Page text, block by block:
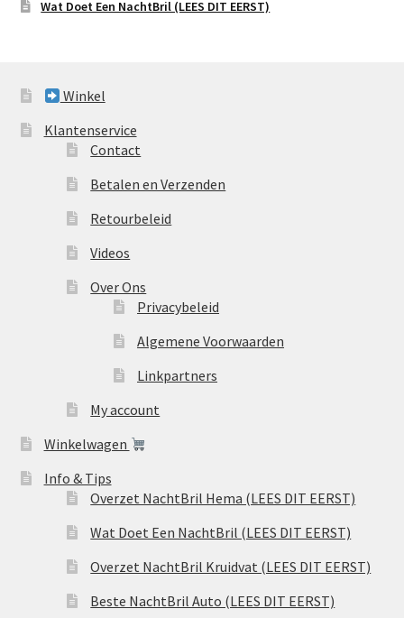
Wat Doet Een NachtBril (LEES DIT EERST)
Winkel
Klantenservice
Contact
Betalen en Verzenden
Retourbeleid
Videos
Over Ons
Privacybeleid
Algemene Voorwaarden
Linkpartners
My account
Winkelwagen
Info & Tips
Overzet NachtBril Hema (LEES DIT EERST)
Wat Doet Een NachtBril (LEES DIT EERST)
Overzet NachtBril Kruidvat (LEES DIT EERST)
Beste NachtBril Auto (LEES DIT EERST)